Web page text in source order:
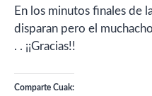
En los minutos finales de
disparan pero el
. . ¡¡Gracias!!
Comparte Cuak: